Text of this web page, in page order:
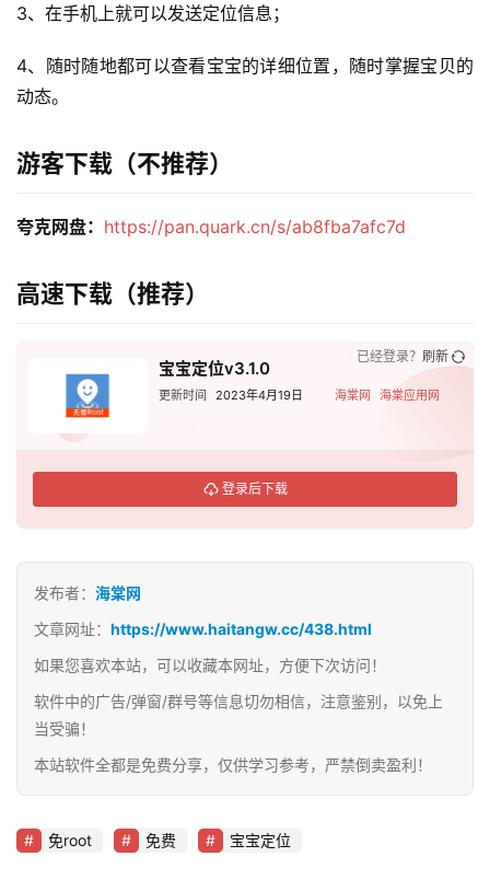
3、在手机上就可以发送定位信息；
4、随时随地都可以查看宝宝的详细位置，随时掌握宝贝的
动态。
游客下载（不推荐）
夸克网盘： https://pan.quark.cn/s/ab8fba7afc7d
高速下载（推荐）
宝宝定位v3.1.0
更新时间 2023年4月19日 海棠网 海棠应用网
登录后下载
已经登录？ 刷新
发布者： 海棠网
文章网址： https://www.haitangw.cc/438.html
如果您喜欢本站，可以收藏本网址，方便下次访问！
软件中的广告/弹窗/群号等信息切勿相信，注意鉴别，以免上
当受骗！
本站软件全都是免费分享，仅供学习参考，严禁倒卖盈利！
免root 免费 宝宝定位